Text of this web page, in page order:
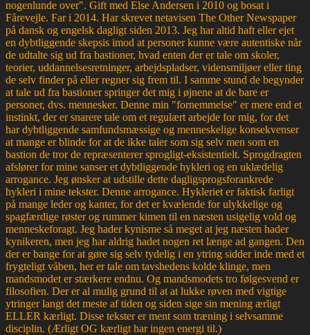
nogenlunde over". Gift med Else Andersen i 2010 og bosat i
Fårevejle. Far i 2014. Har skrevet netavisen The Other Newspaper
på dansk og engelsk dagligt siden 2013. Jeg har altid haft eller ejet
en dybtliggende skepsis imod at personer kunne være autentiske når
de udtalte sig ud fra bastioner, hvad enten der er tale om skoler,
teorier, uddannelsesretninger, arbejdspladser, vidensmiljøer eller ting
de selv finder på eller regner sig frem til. I samme stund de begynder
at tale ud fra bastioner springer det mig i øjnene at de bare er
personer, dvs. mennesker. Denne min "fornemmelse" er mere end et
instinkt, der er snarere tale om et regulært arbejde for mig, for det
har dybtliggende samfundsmæssige og menneskelige konsekvenser
at mange er blinde for at de ikke taler som sig selv men som en
bastion de tror de repræsenterer sprogligt-eksistentielt. Sprogdragten
afslører for mine sanser et dybtliggende hykleri og en uklædelig
arrogance. Jeg ønsker at udstille dette dagligsprogsforankrede
hykleri i mine tekster. Denne arrogance. Hykleriet er faktisk farligt
på mange leder og kanter, for det er kvælende for ulykkelige og
spagfærdige røster og rummer kimen til en næsten usigelig vold og
menneskeforagt. Jeg hader kynisme så meget at jeg næsten hader
kynikeren, men jeg har aldrig hadet nogen ret længe ad gangen. Den
der er bange for at gøre sig selv tydelig i en ytring sidder inde med et
frygteligt våben, her er tale om tavshedens kolde klinge, men
mandsmodet er stærkere endnu. Og mandsmodets tro følgesvend er
filosofien. Der er al mulig grund til at at lukke røven med vigtige
ytringer langt det meste af tiden og siden sige sin mening ærligt
ELLER kærligt. Disse tekster er ment som træning i selvsamme
disciplin. (Ærligt OG kærligt har ingen energi til.)